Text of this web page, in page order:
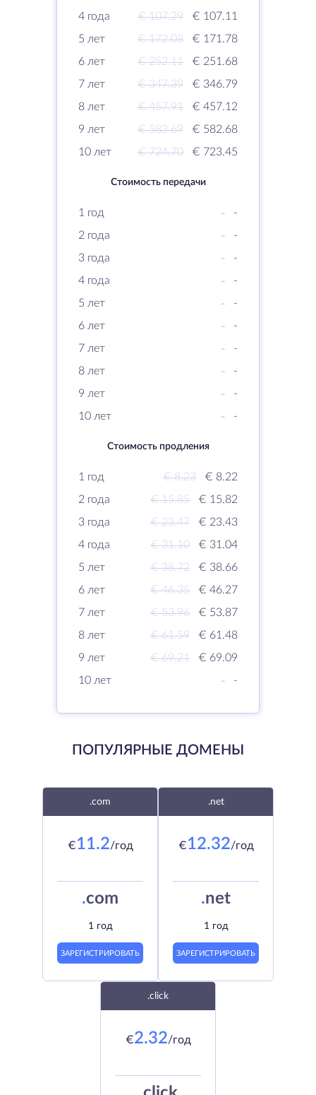
4 года
€ 107.29
€ 107.11
5 лет
€ 172.08
€ 171.78
6 лет
€ 252.11
€ 251.68
7 лет
€ 347.39
€ 346.79
8 лет
€ 457.91
€ 457.12
9 лет
€ 583.69
€ 582.68
10 лет
€ 724.70 € 723.45
Стоимость передачи
1 год -
-
2 года
-
-
3 года
-
-
4 года
-
-
5 лет
-
-
6 лет
-
-
7 лет
-
-
8 лет
-
-
9 лет
-
-
10 лет
- -
Стоимость продления
1 год € 8.23
€ 8.22
2 года
€ 15.85
€ 15.82
3 года
€ 23.47
€ 23.43
4 года
€ 31.10
€ 31.04
5 лет
€ 38.72
€ 38.66
6 лет
€ 46.35
€ 46.27
7 лет
€ 53.96
€ 53.87
8 лет
€ 61.59
€ 61.48
9 лет
€ 69.21
€ 69.09
10 лет
- -
ПОПУЛЯРНЫЕ ДОМЕНЫ
.com
€11.2/год
.com
1 год
ЗАРЕГИСТРИРОВАТЬ
.net
€12.32/год
.net
1 год
ЗАРЕГИСТРИРОВАТЬ
.click
€2.32/год